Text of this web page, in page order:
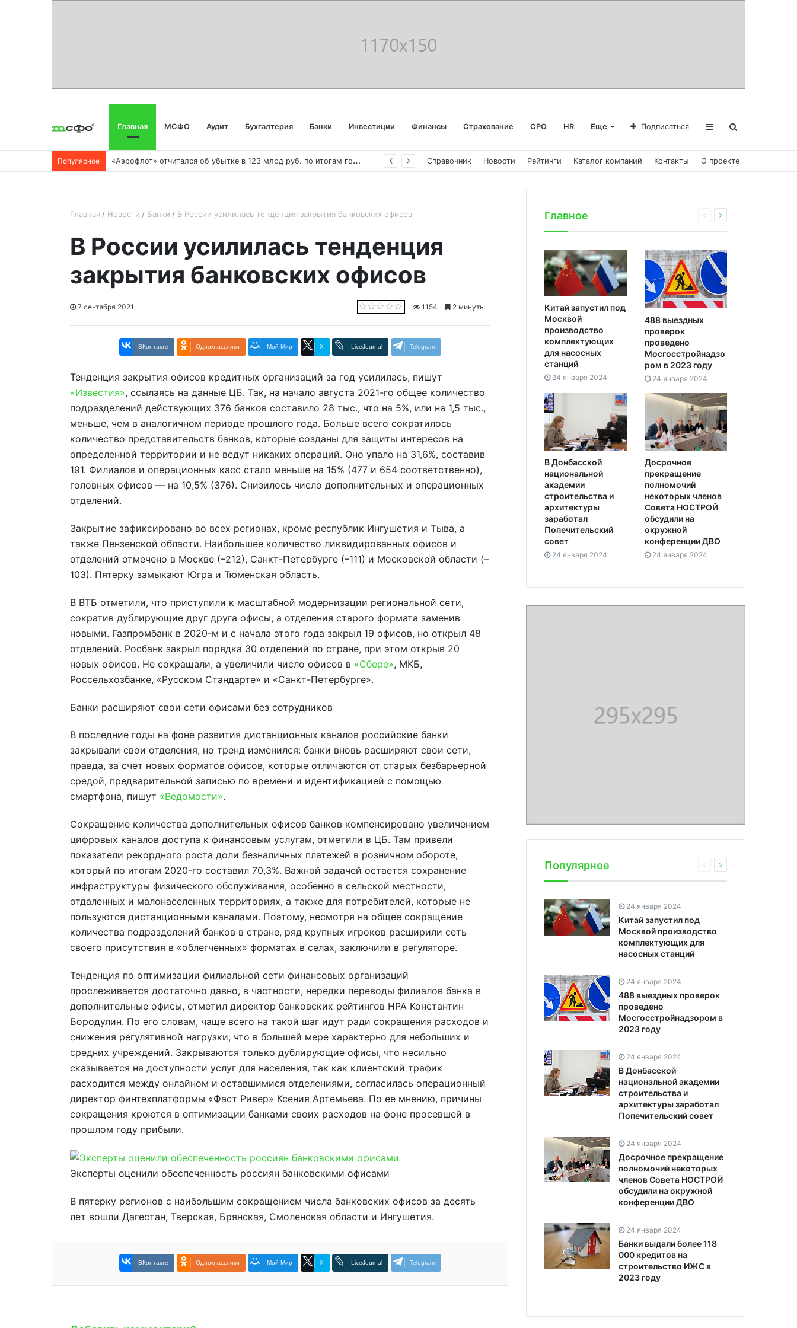
Главная МСФО Аудит Бухгалтерия Банки Инвестиции Финансы Страхование СРО HR Еще Подписаться
Популярное «
Аэрофлот» отчитался об убытке в 123 млрд руб. по итогам года пандемии Справочник Новости Рейтинги Каталог компаний Контакты О проекте
Главная Новости Банки В России усилилась тенденция закрытия банковских офисов
В России усилилась тенденция
закрытия банковских офисов
7 сентября 2021 1154 2 минуты
ВКонтакте Одноклассники Мой Мир X LiveJournal Telegram
Тенденция закрытия офисов кредитных организаций за год усилилась, пишут
«Известия», ссылаясь на данные ЦБ. Так, на начало августа 2021-го общее количество
подразделений действующих 376 банков составило 28 тыс., что на 5%, или на 1,5 тыс.,
меньше, чем в аналогичном периоде прошлого года. Больше всего сократилось
количество представительств банков, которые созданы для защиты интересов на
определенной территории и не ведут никаких операций. Оно упало на 31,6%, составив
191. Филиалов и операционных касс стало меньше на 15% (477 и 654 соответственно),
головных офисов — на 10,5% (376). Снизилось число дополнительных и операционных
отделений.
Закрытие зафиксировано во всех регионах, кроме республик Ингушетия и Тыва, а
также Пензенской области. Наибольшее количество ликвидированных офисов и
отделений отмечено в Москве (–212), Санкт-Петербурге (–111) и Московской области (–
103). Пятерку замыкают Югра и Тюменская область.
В ВТБ отметили, что приступили к масштабной модернизации региональной сети,
сократив дублирующие друг друга офисы, а отделения старого формата заменив
новыми. Газпромбанк в 2020-м и с начала этого года закрыл 19 офисов, но открыл 48
отделений. Росбанк закрыл порядка 30 отделений по стране, при этом открыв 20
новых офисов. Не сокращали, а увеличили число офисов в «Сбере», МКБ,
Россельхозбанке, «Русском Стандарте» и «Санкт-Петербурге».
Банки расширяют свои сети офисами без сотрудников
В последние годы на фоне развития дистанционных каналов российские банки
закрывали свои отделения, но тренд изменился: банки вновь расширяют свои сети,
правда, за счет новых форматов офисов, которые отличаются от старых безбарьерной
средой, предварительной записью по времени и идентификацией с помощью
смартфона, пишут «Ведомости».
Сокращение количества дополнительных офисов банков компенсировано увеличением
цифровых каналов доступа к финансовым услугам, отметили в ЦБ. Там привели
показатели рекордного роста доли безналичных платежей в розничном обороте,
который по итогам 2020-го составил 70,3%. Важной задачей остается сохранение
инфраструктуры физического обслуживания, особенно в сельской местности,
отдаленных и малонаселенных территориях, а также для потребителей, которые не
пользуются дистанционными каналами. Поэтому, несмотря на общее сокращение
количества подразделений банков в стране, ряд крупных игроков расширили сеть
своего присутствия в «облегченных» форматах в селах, заключили в регуляторе.
Тенденция по оптимизации филиальной сети финансовых организаций
прослеживается достаточно давно, в частности, нередки переводы филиалов банка в
дополнительные офисы, отметил директор банковских рейтингов НРА Константин
Бородулин. По его словам, чаще всего на такой шаг идут ради сокращения расходов и
снижения регулятивной нагрузки, что в большей мере характерно для небольших и
средних учреждений. Закрываются только дублирующие офисы, что несильно
сказывается на доступности услуг для населения, так как клиентский трафик
расходится между онлайном и оставшимися отделениями, согласилась операционный
директор финтехплатформы «Фаст Ривер» Ксения Артемьева. По ее мнению, причины
сокращения кроются в оптимизации банками своих расходов на фоне просевшей в
прошлом году прибыли.
Эксперты оценили обеспеченность россиян банковскими офисами
В пятерку регионов с наибольшим сокращением числа банковских офисов за десять
лет вошли Дагестан, Тверская, Брянская, Смоленская области и Ингушетия.
ВКонтакте Одноклассники Мой Мир X LiveJournal Telegram
Главное
Китай запустил под
Москвой
производство
комплектующих
для насосных
станций
24 января 2024
488 выездных
проверок
проведено
Мосгосстройнадзо
ром в 2023 году
24 января 2024
В Донбасской
национальной
академии
строительства и
архитектуры
заработал
Попечительский
совет
24 января 2024
Досрочное
прекращение
полномочий
некоторых членов
Совета НОСТРОЙ
обсудили на
окружной
конференции ДВО
24 января 2024
Популярное
24 января 2024
Китай запустил под
Москвой производство
комплектующих для
насосных станций
24 января 2024
488 выездных проверок
проведено
Мосгосстройнадзором в
2023 году
24 января 2024
В Донбасской
национальной академии
строительства и
архитектуры заработал
Попечительский совет
24 января 2024
Досрочное прекращение
полномочий некоторых
членов Совета НОСТРОЙ
обсудили на окружной
конференции ДВО
24 января 2024
Банки выдали более 118
000 кредитов на
строительство ИЖС в
2023 году